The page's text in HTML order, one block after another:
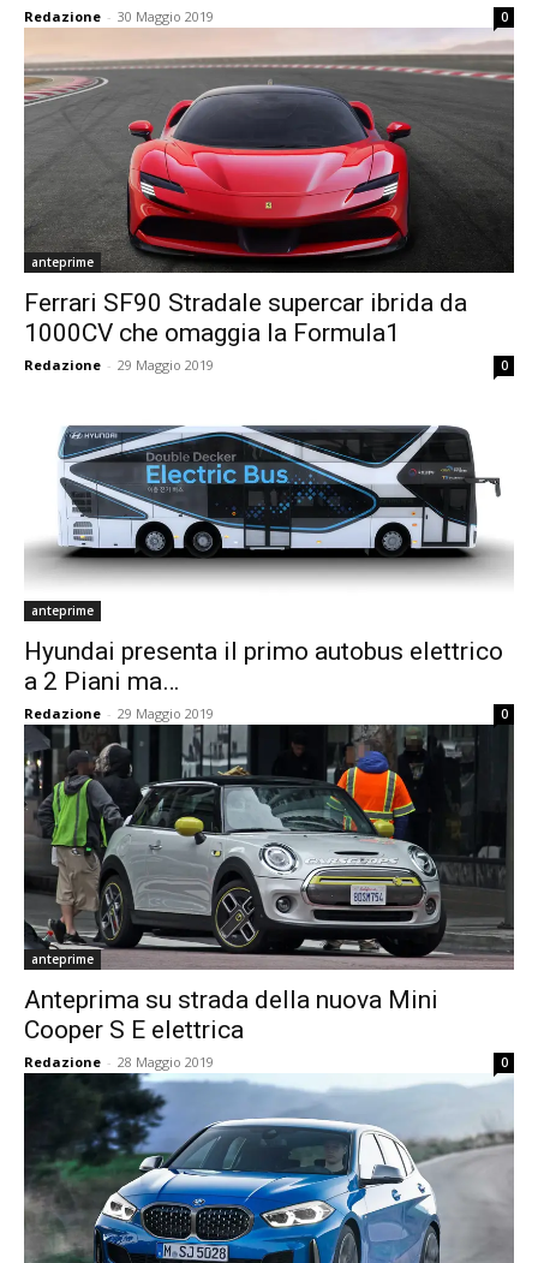
Redazione - 30 Maggio 2019 0
anteprime
Ferrari SF90 Stradale supercar ibrida da
1000CV che omaggia la Formula1
Redazione - 29 Maggio 2019 0
anteprime
Hyundai presenta il primo autobus elettrico
a 2 Piani ma…
Redazione - 29 Maggio 2019 0
anteprime
Anteprima su strada della nuova Mini
Cooper S E elettrica
Redazione - 28 Maggio 2019 0